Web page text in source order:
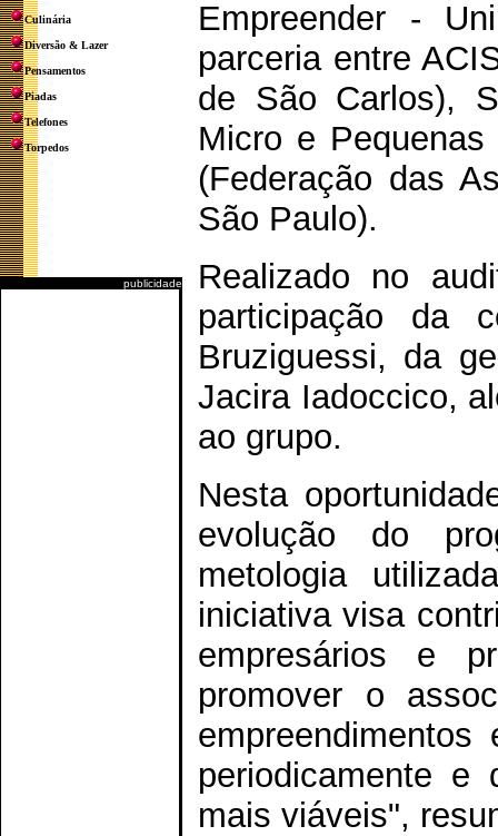
Culinária
Diversão & Lazer
Pensamentos
Piadas
Telefones
Torpedos
publicidade
Empreender -
parceria entre
de São Carlos),
Micro e
(Federação das
São Paulo).
Realizado no
participação da
Bruziguessi, da
Jacira Iadoccico,
ao grupo.
Nesta
evolução do
metologia
iniciativa visa
empresários e
promover o
periodicamente e
mais viáveis",